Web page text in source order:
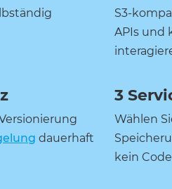
S3-
APIs und
dauerhaft
3
Wählen
kein